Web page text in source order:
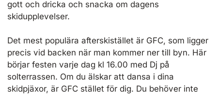
gott och dricka och snacka om dagens
skidupplevelser.
Det mest populära afterskistället är GFC, som ligger
precis vid backen när man kommer ner till byn. Här
börjar festen varje dag kl 16.00 med Dj på
solterrassen. Om du älskar att dansa i dina
skidpjäxor, är GFC stället för dig. Du behöver inte